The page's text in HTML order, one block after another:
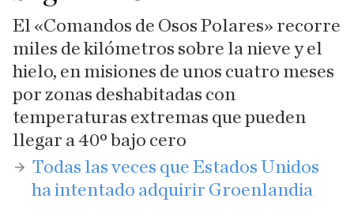
El «Comandos de Osos Polares» recorre
miles de kilómetros sobre la nieve y el
hielo, en misiones de unos cuatro meses
por zonas deshabitadas con
temperaturas extremas que pueden
llegar a 40º bajo cero
Todas las veces que Estados Unidos
ha intentado adquirir Groenlandia